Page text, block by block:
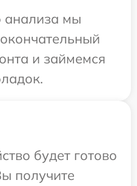
анализа мы
и займемся
будет готово
получите